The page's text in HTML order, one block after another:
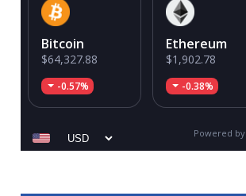
Bitcoin
$64,327.88
-0.57%
Ethereum
$1,902.78
-0.38%
Powered by